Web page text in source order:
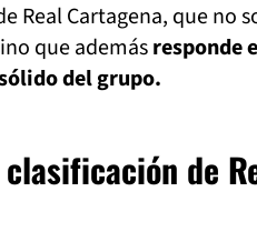
Real Cartagena, que no
que ademásresponde
del grupo.
de